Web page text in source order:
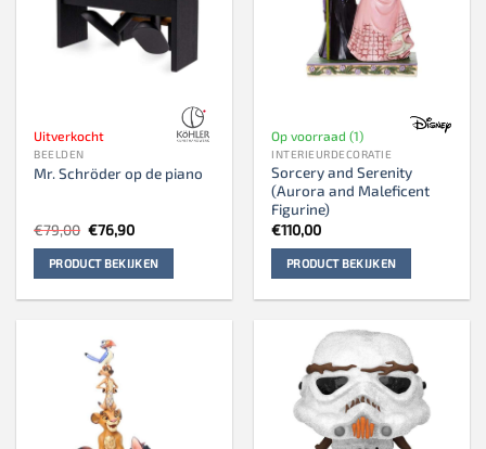
Uitverkocht
BEELDEN
Mr. Schröder op de piano
€79,00 Oorspronkelijke
prijs
was:
€79,00.
€76,90Huidige
is:
€76,90.
PRODUCT BEKIJKEN
Op voorraad (1)
INTERIEURDECORATIE
Sorcery and Serenity
(Aurora and Maleficent
Figurine)
€110,00
PRODUCT BEKIJKEN